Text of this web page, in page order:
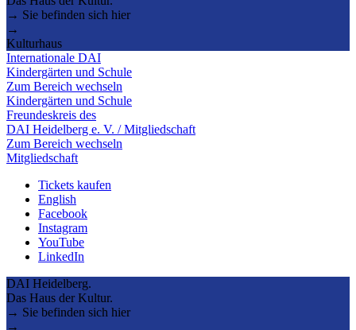
→ Sie befinden sich hier
→
Kulturhaus
Internationale DAI
Kindergärten und Schule
Zum Bereich wechseln
Kindergärten und Schule
Freundeskreis des
DAI Heidelberg e. V. / Mitgliedschaft
Zum Bereich wechseln
Mitgliedschaft
Tickets kaufen
English
Facebook
Instagram
YouTube
LinkedIn
DAI Heidelberg.
Das Haus der Kultur.
→ Sie befinden sich hier
→